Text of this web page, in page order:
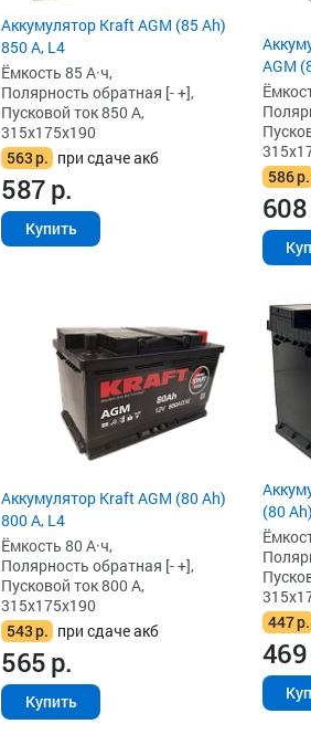
Аккумулятор Kraft AGM (85 Ah)
850 А, L4
Ёмкость 85 А·ч,
Полярность обратная [- +],
Пусковой ток 850 А,
315x175x190
563р. при сдаче акб
587р.
Купить
AGM
586р.
608
Аккумулятор Kraft AGM (80 Ah)
800 А, L4
Ёмкость 80 А·ч,
Полярность обратная [- +],
Пусковой ток 800 А,
315x175x190
543р. при сдаче акб
565р.
Купить
(80
447р.
469